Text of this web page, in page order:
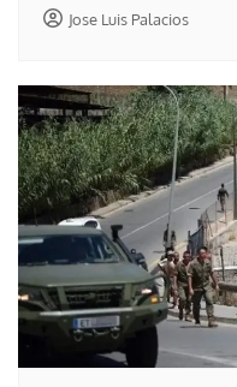
Jose Luis Palacios